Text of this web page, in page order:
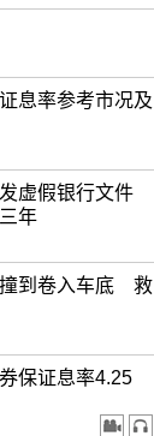
息率参考市况及
虚假银行文件
年
撞到卷入车底 救
保证息率4.25